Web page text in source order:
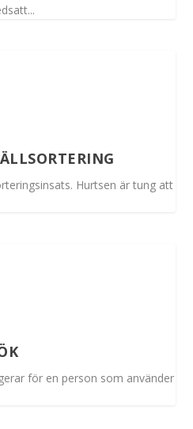
Hurtsen är tung att
för en person som använder